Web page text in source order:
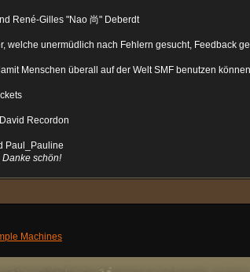
René-Gilles "Nao 尚" Deberdt
welche unermüdlich nach Fehlern gesucht, Feedback
Menschen überall auf der Welt SMF benutzen
Recordon
Paul_Pauline
schön!
Machines